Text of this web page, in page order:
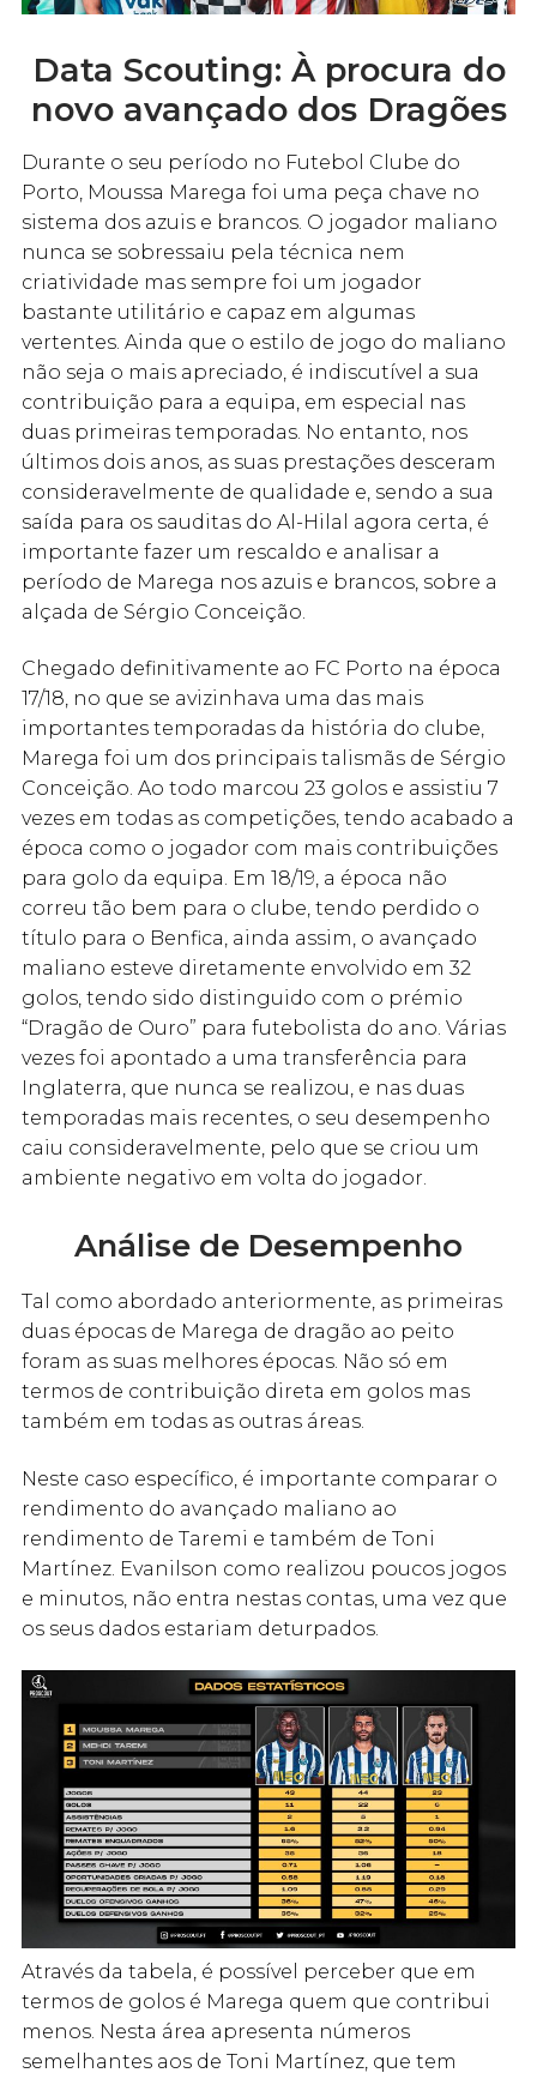
Data Scouting: À procura do
novo avançado dos Dragões
Durante o seu período no Futebol Clube do
Porto, Moussa Marega foi uma peça chave no
sistema dos azuis e brancos. O jogador maliano
nunca se sobressaiu pela técnica nem
criatividade mas sempre foi um jogador
bastante utilitário e capaz em algumas
vertentes. Ainda que o estilo de jogo do maliano
não seja o mais apreciado, é indiscutível a sua
contribuição para a equipa, em especial nas
duas primeiras temporadas. No entanto, nos
últimos dois anos, as suas prestações desceram
consideravelmente de qualidade e, sendo a sua
saída para os sauditas do Al-Hilal agora certa, é
importante fazer um rescaldo e analisar a
período de Marega nos azuis e brancos, sobre a
alçada de Sérgio Conceição.
Chegado definitivamente ao FC Porto na época
17/18, no que se avizinhava uma das mais
importantes temporadas da história do clube,
Marega foi um dos principais talismãs de Sérgio
Conceição. Ao todo marcou 23 golos e assistiu 7
vezes em todas as competições, tendo acabado a
época como o jogador com mais contribuições
para golo da equipa. Em 18/19, a época não
correu tão bem para o clube, tendo perdido o
título para o Benfica, ainda assim, o avançado
maliano esteve diretamente envolvido em 32
golos, tendo sido distinguido com o prémio
“Dragão de Ouro” para futebolista do ano. Várias
vezes foi apontado a uma transferência para
Inglaterra, que nunca se realizou, e nas duas
temporadas mais recentes, o seu desempenho
caiu consideravelmente, pelo que se criou um
ambiente negativo em volta do jogador.
Análise de Desempenho
Tal como abordado anteriormente, as primeiras
duas épocas de Marega de dragão ao peito
foram as suas melhores épocas. Não só em
termos de contribuição direta em golos mas
também em todas as outras áreas.
Neste caso específico, é importante comparar o
rendimento do avançado maliano ao
rendimento de Taremi e também de Toni
Martínez. Evanilson como realizou poucos jogos
e minutos, não entra nestas contas, uma vez que
os seus dados estariam deturpados.
Através da tabela, é possível perceber que em
termos de golos é Marega quem que contribui
menos. Nesta área apresenta números
semelhantes aos de Toni Martínez, que tem